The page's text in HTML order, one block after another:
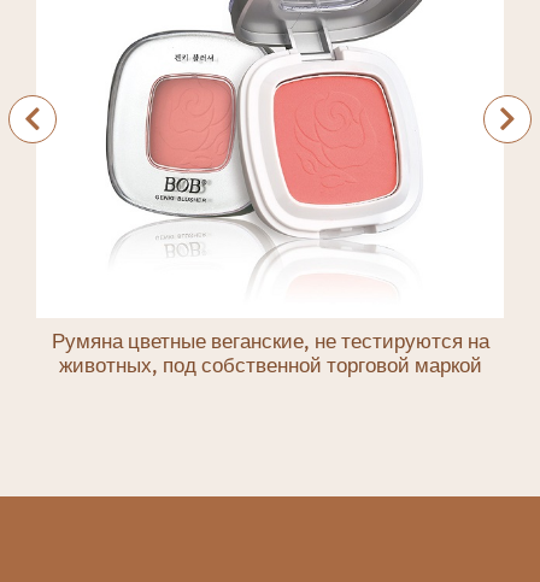
Румяна цветные веганские, не тестируются на
животных, под собственной торговой маркой